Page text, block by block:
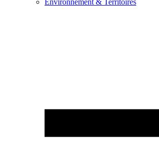
Environnement & Territoires